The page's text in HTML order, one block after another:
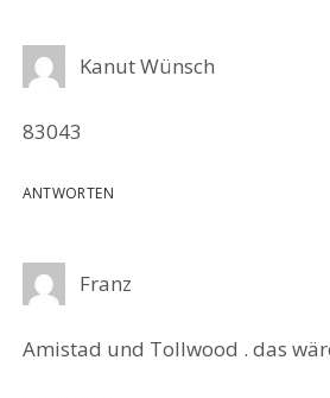
Kanut Wünsch
83043
ANTWORTEN
Franz
Amistad und Tollwood . das